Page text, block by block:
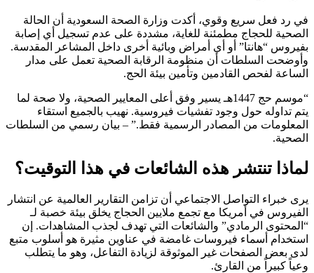
في رد فعل سريع وقوي، أكدت وزارة الصحة السعودية أن الحالة
الصحية للحجاج مطمئنة للغاية، مشددة على عدم تسجيل أي إصابة
بفيروس “هانتا” أو أي أمراض وبائية أخرى داخل المشاعر المقدسة.
وأوضحت السلطات أن منظومة الرقابة الصحية تعمل على مدار
الساعة لفحص القادمين وتأمين بيئة الحج.
“موسم حج 1447هـ يسير وفق أعلى المعايير الصحية، ولا صحة لما
يتم تداوله حول وجود تفشيات فيروسية. نهيب بالجميع استقاء
المعلومات من المصادر الرسمية فقط.” – بيان رسمي من السلطات
الصحية.
لماذا تنتشر هذه الشائعات في هذا التوقيت؟
يرى خبراء التواصل الاجتماعي أن تزامن التقارير العالمية عن انتشار
الفيروس في أمريكا مع تجمع ملايين الحجاج يخلق بيئة خصبة لـ
“المحتوى الرمادي” والشائعات التي تهدف لجذب المشاهدات. إن
استخدام أسماء فيروسات غامضة في عناوين مثيرة هو أسلوب متبع
لدى بعض الصفحات غير الموثوقة لزيادة التفاعل، وهو ما يتطلب
وعياً كبيراً من القارئ.